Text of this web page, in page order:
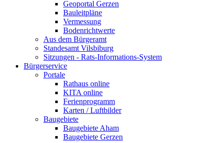
Geoportal Gerzen
Bauleitpläne
Vermessung
Bodenrichtwerte
Aus dem Bürgeramt
Standesamt Vilsbiburg
Sitzungen - Rats-Informations-System
Bürgerservice
Portale
Rathaus online
KITA online
Ferienprogramm
Karten / Luftbilder
Baugebiete
Baugebiete Aham
Baugebiete Gerzen